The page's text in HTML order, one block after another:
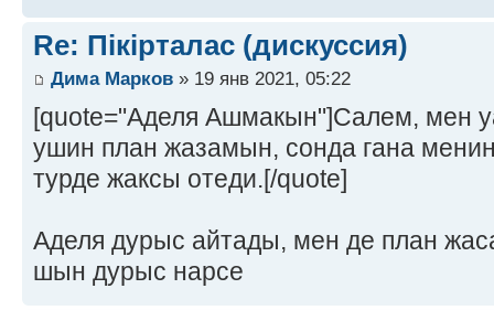
Re: Пікірталас (дискуссия)
Дима Марков » 19 янв 2021, 05:22
[quote="Аделя Ашмакын"]Салем, мен
ушин план жазамын, сонда гана
турде жаксы отеди.[/quote]
Аделя дурыс айтады, мен де план
шын дурыс нарсе